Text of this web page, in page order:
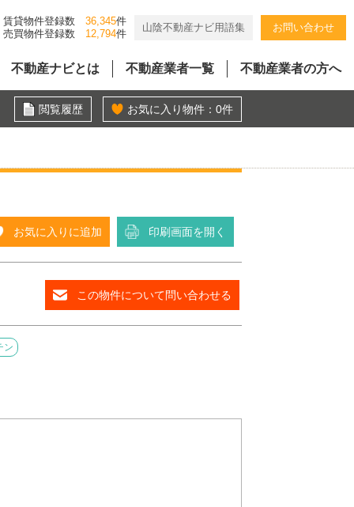
賃貸物件登録数 36,345件
売買物件登録数
12,794件
山陰不動産ナビ用語集 お問い合わせ
不動産ナビとは 不動産業者一覧 不動産業者の方へ
閲覧履歴 お気に入り物件： 0件
お気に入りに追加 印刷画面を開く
この物件について問い合わせる
ン